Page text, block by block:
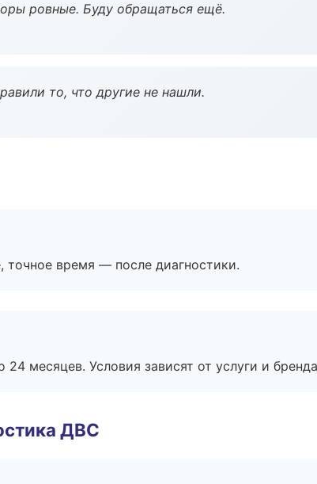
ровные. Буду обращаться ещё.
то, что другие не нашли.
время — после диагностики.
месяцев. Условия зависят от услуги и
ДВС